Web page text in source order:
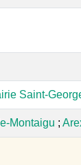
Saint-
Montaigu ;